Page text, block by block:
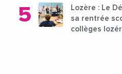
Lozère : Le
sa rentrée
collèges